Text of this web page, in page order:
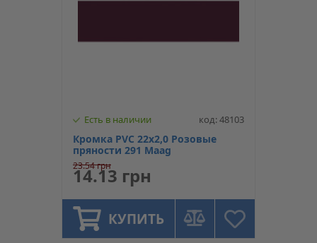
Есть в наличии код: 48103
Кромка PVC 22х2,0 Розовые
пряности 291 Maag
23.54 грн
14.13 грн
КУПИТЬ